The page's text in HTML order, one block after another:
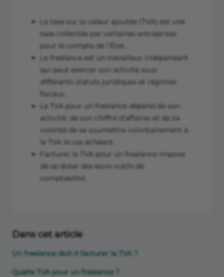
La taxe sur la valeur ajoutée (TVA) est une
taxe collectée par certaines entreprises
pour le compte de l’État.
Le freelance est un travailleur indépendant
qui peut exercer son activité sous
différents statuts juridiques et régimes
fiscaux.
La TVA pour un freelance dépend de son
activité, de son chiffre d'affaires et de sa
volonté de se soumettre volontairement à
la TVA le cas échéant.
Facturer la TVA pour un freelance impose
de se doter des bons outils de
comptabilité.
Dans cet article
Un freelance doit-il facturer la TVA ?
Quelle TVA pour un freelance ?